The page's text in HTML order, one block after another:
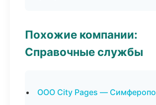
Похожие компании:
Справочные службы
ООО City Pages —